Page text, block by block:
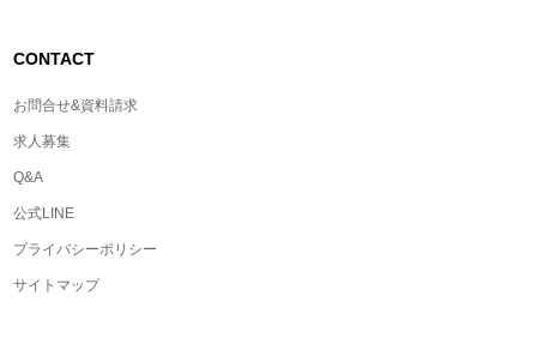
CONTACT
お問合せ&資料請求
求人募集
Q&A
公式LINE
プライバシーポリシー
サイトマップ